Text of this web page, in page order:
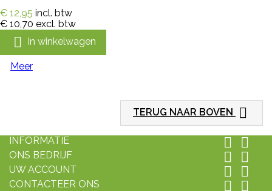
€ 12,95 incl. btw
€ 10,70 excl. btw
 In winkelwagen
Meer
TERUG NAAR BOVEN 
INFORMATIE  
ONS BEDRIJF  
UW ACCOUNT  
CONTACTEER ONS  